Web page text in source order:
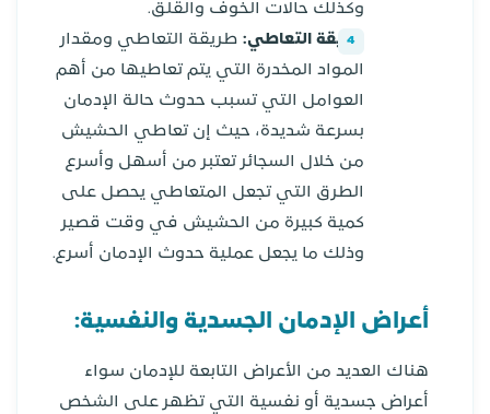
وكذلك حالات الخوف والقلق.
طريقة التعاطي: طريقة التعاطي ومقدار
المواد المخدرة التي يتم تعاطيها من أهم
العوامل التي تسبب حدوث حالة الإدمان
بسرعة شديدة، حيث إن تعاطي الحشيش
من خلال السجائر تعتبر من أسهل وأسرع
الطرق التي تجعل المتعاطي يحصل على
كمية كبيرة من الحشيش في وقت قصير
وذلك ما يجعل عملية حدوث الإدمان أسرع.
أعراض الإدمان الجسدية والنفسية:
هناك العديد من الأعراض التابعة للإدمان سواء
أعراض جسدية أو نفسية التي تظهر على الشخص